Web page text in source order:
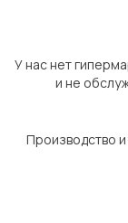
У нас нет
и не
Производство